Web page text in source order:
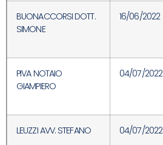
BUONACCORSI DOTT.
SIMONE
16/06/2022
PIVA NOTAIO
GIAMPIERO
04/07/2022
LEUZZI AVV. STEFANO 04/07/2022